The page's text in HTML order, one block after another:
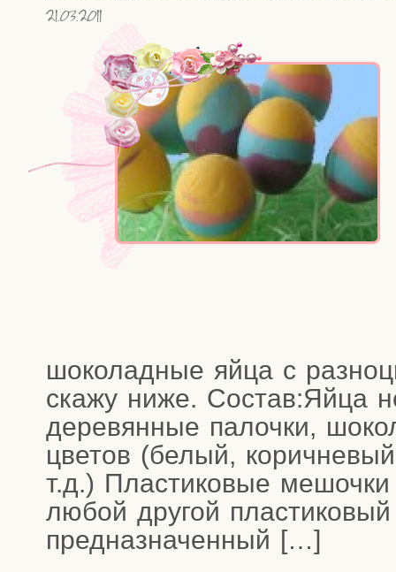
21.03.2011
шоко­лад­ные яйца с
ска­жу ниже. Состав:Яйца
дере­вян­ные палоч­ки,
цве­тов (белый,
т.д.) Пла­сти­ко­вые
любой дру­гой пла­сти­ко­вый
предназначенный […]